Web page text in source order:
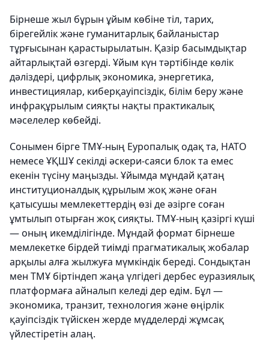
Бірнеше жыл бұрын ұйым көбіне тіл, тарих,
бірегейлік және гуманитарлық байланыстар
тұрғысынан қарастырылатын. Қазір басымдықтар
айтарлықтай өзгерді. Ұйым күн тәртібінде көлік
дәліздері, цифрлық экономика, энергетика,
инвестициялар, киберқауіпсіздік, білім беру және
инфрақұрылым сияқты нақты практикалық
мәселелер көбейді.
Сонымен бірге ТМҰ-ның Еуропалық одақ та, НАТО
немесе ҰҚШҰ секілді әскери-саяси блок та емес
екенін түсіну маңызды. Ұйымда мұндай қатаң
институционалдық құрылым жоқ және оған
қатысушы мемлекеттердің өзі де әзірге соған
ұмтылып отырған жоқ сияқты. ТМҰ-ның қазіргі күші
— оның икемділігінде. Мұндай формат бірнеше
мемлекетке бірдей тиімді прагматикалық жобалар
арқылы алға жылжуға мүмкіндік береді. Сондықтан
мен ТМҰ біртіндеп жаңа үлгідегі дербес еуразиялық
платформаға айналып келеді дер едім. Бұл —
экономика, транзит, технология және өңірлік
қауіпсіздік түйіскен жерде мүдделерді жұмсақ
үйлестіретін алаң.